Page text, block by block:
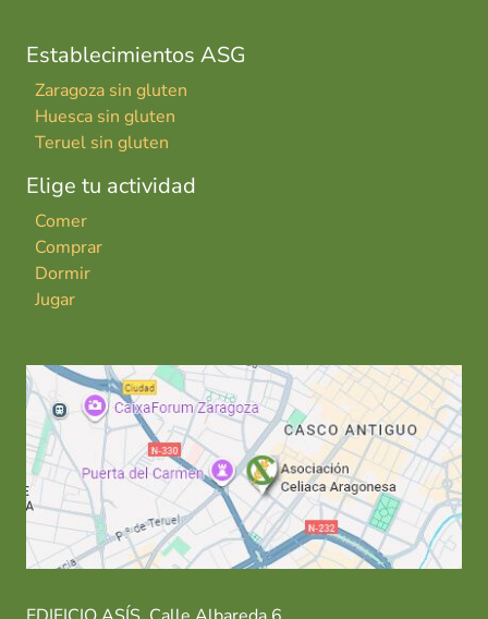
Establecimientos ASG
Zaragoza sin gluten
Huesca sin gluten
Teruel sin gluten
Elige tu actividad
Comer
Comprar
Dormir
Jugar